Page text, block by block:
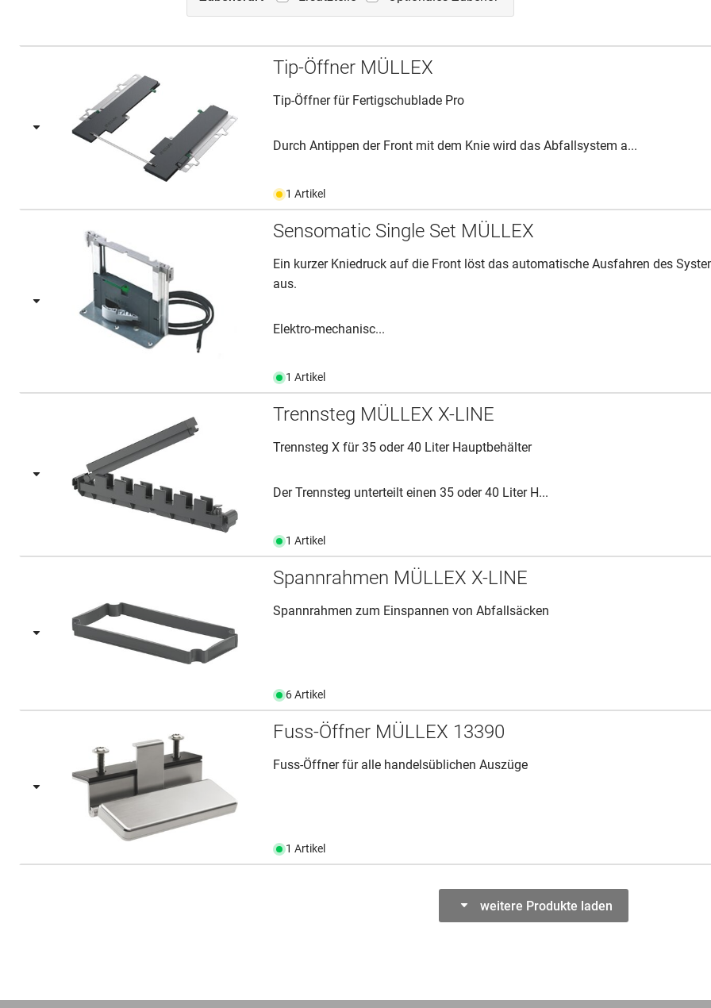
Tip-Öffner MÜLLEX
Tip-Öffner für Fertigschublade Pro
Durch Antippen der Front mit dem Knie wird das Abfallsystem a...
1 Artikel
Sensomatic Single Set MÜLLEX
Ein kurzer Kniedruck auf die Front löst das automatische Ausfahren des
aus.
Elektro-mechanisc...
1 Artikel
Trennsteg MÜLLEX X-LINE
Trennsteg X für 35 oder 40 Liter Hauptbehälter
Der Trennsteg unterteilt einen 35 oder 40 Liter H...
1 Artikel
Spannrahmen MÜLLEX X-LINE
Spannrahmen zum Einspannen von Abfallsäcken
6 Artikel
Fuss-Öffner MÜLLEX 13390
Fuss-Öffner für alle handelsüblichen Auszüge
1 Artikel
weitere Produkte laden